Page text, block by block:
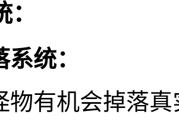
统：
物有机会掉落